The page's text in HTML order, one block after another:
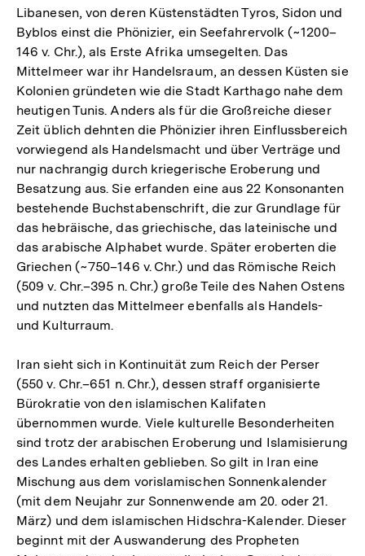
Libanesen, von deren Küstenstädten Tyros, Sidon und
Byblos einst die Phönizier, ein Seefahrervolk (~1200–
146 v. Chr.), als Erste Afrika umsegelten. Das
Mittelmeer war ihr Handelsraum, an dessen Küsten sie
Kolonien gründeten wie die Stadt Karthago nahe dem
heutigen Tunis. Anders als für die Großreiche dieser
Zeit üblich dehnten die Phönizier ihren Einflussbereich
vorwiegend als Handelsmacht und über Verträge und
nur nachrangig durch kriegerische Eroberung und
Besatzung aus. Sie erfanden eine aus 22 Konsonanten
bestehende Buchstabenschrift, die zur Grundlage für
das hebräische, das griechische, das lateinische und
das arabische Alphabet wurde. Später eroberten die
Griechen (~750–146 v. Chr.) und das Römische Reich
(509 v. Chr.–395 n. Chr.) große Teile des Nahen Ostens
und nutzten das Mittelmeer ebenfalls als Handels-
und Kulturraum.
Iran sieht sich in Kontinuität zum Reich der Perser
(550 v. Chr.–651 n. Chr.), dessen straff organisierte
Bürokratie von den islamischen Kalifaten
übernommen wurde. Viele kulturelle Besonderheiten
sind trotz der arabischen Eroberung und Islamisierung
des Landes erhalten geblieben. So gilt in Iran eine
Mischung aus dem vorislamischen Sonnenkalender
(mit dem Neujahr zur Sonnenwende am 20. oder 21.
März) und dem islamischen Hidschra-Kalender. Dieser
beginnt mit der Auswanderung des Propheten